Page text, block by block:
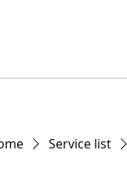
Service list